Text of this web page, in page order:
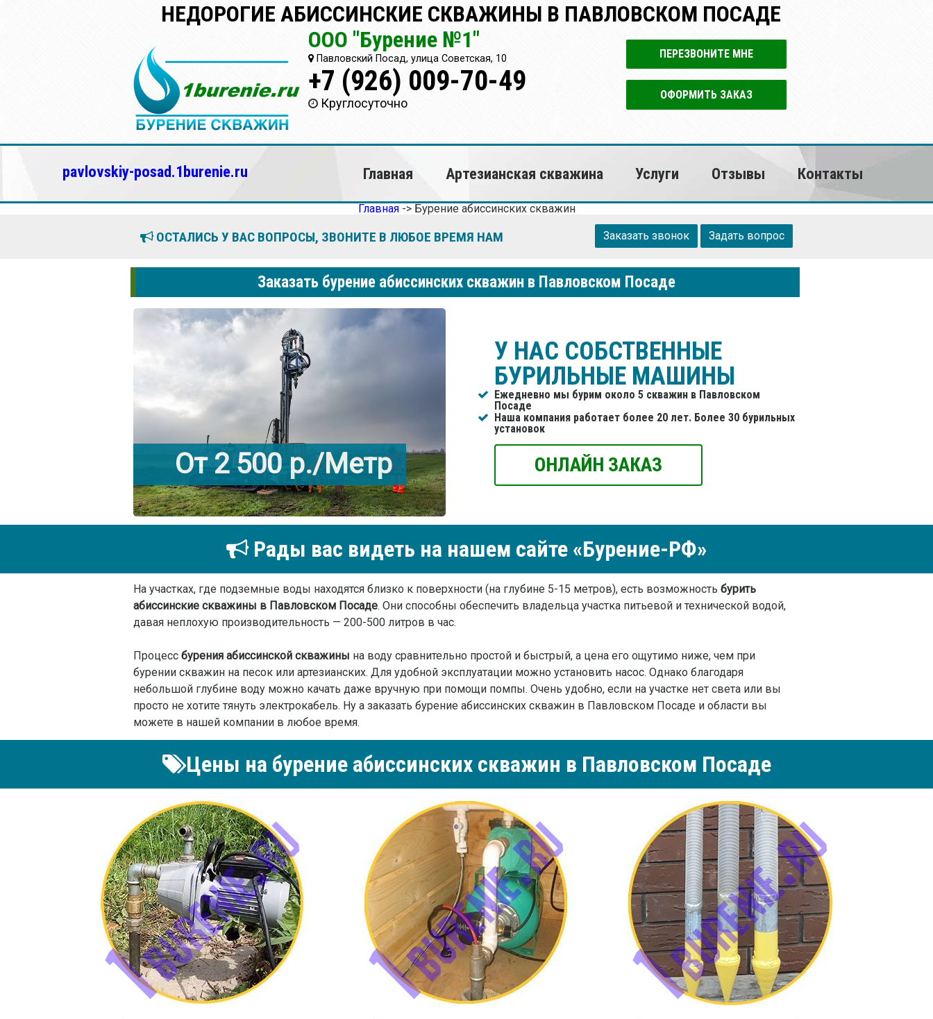
НЕДОРОГИЕ АБИССИНСКИЕ СКВАЖИНЫ В ПАВЛОВСКОМ ПОСАДЕ
ООО "Бурение №1"
Павловский Посад, улица Советская, 10
+7 (926) 009-70-49
Круглосуточно
ПЕРЕЗВОНИТЕ МНЕ
ОФОРМИТЬ ЗАКАЗ
pavlovskiy-posad.1burenie.ru Главная Артезианская скважина Услуги Отзывы Контакты
Главная-> Бурение абиссинских скважин
ОСТАЛИСЬ У ВАС ВОПРОСЫ, ЗВОНИТЕ В ЛЮБОЕ ВРЕМЯ НАМ Заказать звонок Задать вопрос
Заказать бурение абиссинских скважин в Павловском Посаде
От 2 500 р./Метр
У НАС СОБСТВЕННЫЕ
БУРИЛЬНЫЕ МАШИНЫ
Ежедневно мы бурим около 5 скважин в Павловском
Посаде
Наша компания работает более 20 лет. Более 30 бурильных
установок
ОНЛАЙН ЗАКАЗ
Рады вас видеть на нашем сайте «Бурение-РФ»
На участках, где подземные воды находятся близко к поверхности (на глубине 5-15 метров), есть возможность бурить
абиссинские скважины в Павловском Посаде. Они способны обеспечить владельца участка питьевой и технической водой,
давая неплохую производительность — 200-500 литров в час.
Процесс бурения абиссинской скважины на воду сравнительно простой и быстрый, а цена его ощутимо ниже, чем при
бурении скважин на песок или артезианских. Для удобной эксплуатации можно установить насос. Однако благодаря
небольшой глубине воду можно качать даже вручную при помощи помпы. Очень удобно, если на участке нет света или вы
просто не хотите тянуть электрокабель. Ну а заказать бурение абиссинских скважин в Павловском Посаде и области вы
можете в нашей компании в любое время.
Цены на бурение абиссинских скважин в Павловском Посаде